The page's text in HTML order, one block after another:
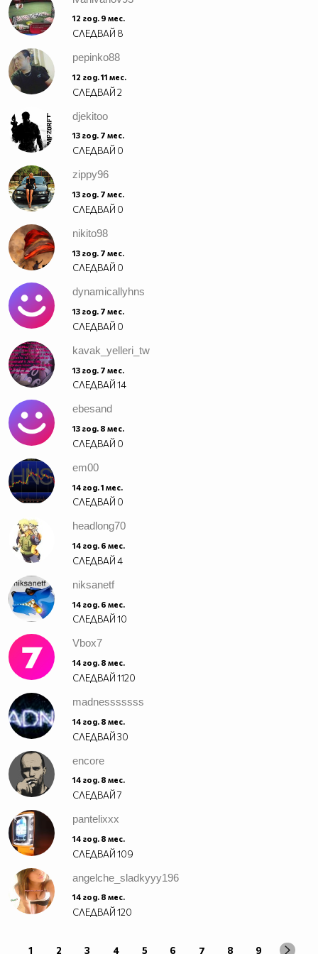
12 год. 9 мес.
СЛЕДВАЙ 8
pepinko88
12 год. 11 мес.
СЛЕДВАЙ2
djekitoo
13 год. 7 мес.
СЛЕДВАЙ 0
zippy96
13 год. 7 мес.
СЛЕДВАЙ 0
nikito98
13 год. 7 мес.
СЛЕДВАЙ 0
dynamicallyhns
13 год. 7 мес.
СЛЕДВАЙ 0
kavak_yelleri_tw
13 год. 7 мес.
СЛЕДВАЙ14
ebesand
13 год. 8 мес.
СЛЕДВАЙ 0
em00
14 год. 1 мес.
СЛЕДВАЙ 0
headlong70
14 год. 6 мес.
СЛЕДВАЙ4
niksanetf
14 год. 6 мес.
СЛЕДВАЙ10
Vbоx7
14 год. 8 мес.
СЛЕДВАЙ1120
madnesssssss
14 год. 8 мес.
СЛЕДВАЙ30
encore
14 год. 8 мес.
СЛЕДВАЙ7
pantelixxx
14 год. 8 мес.
СЛЕДВАЙ109
angelche_sladkyyy196
14 год. 8 мес.
СЛЕДВАЙ120
1 2 3 4 5 6 7 8 9